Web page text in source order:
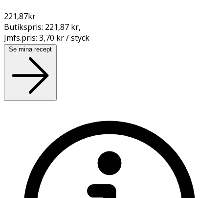
221,87kr
Butikspris: 221,87 kr,
Jmfs.pris: 3,70 kr / styck
Se mina recept